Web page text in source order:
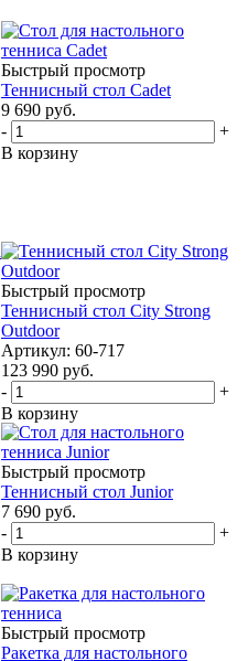
Быстрый просмотр
Теннисный стол Cadet
9 690 руб.
-
+
В корзину
Быстрый просмотр
Теннисный стол City Strong
Outdoor
Артикул: 60-717
123 990 руб.
-
+
В корзину
Быстрый просмотр
Теннисный стол Junior
7 690 руб.
-
+
В корзину
Быстрый просмотр
Ракетка для настольного